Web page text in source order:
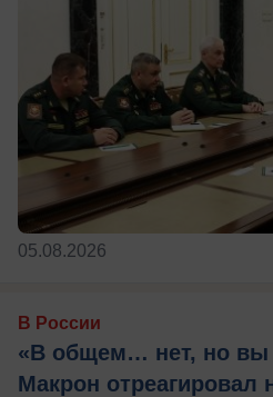
05.08.2026
В России
«В общем… нет, но вы
Макрон отреагировал